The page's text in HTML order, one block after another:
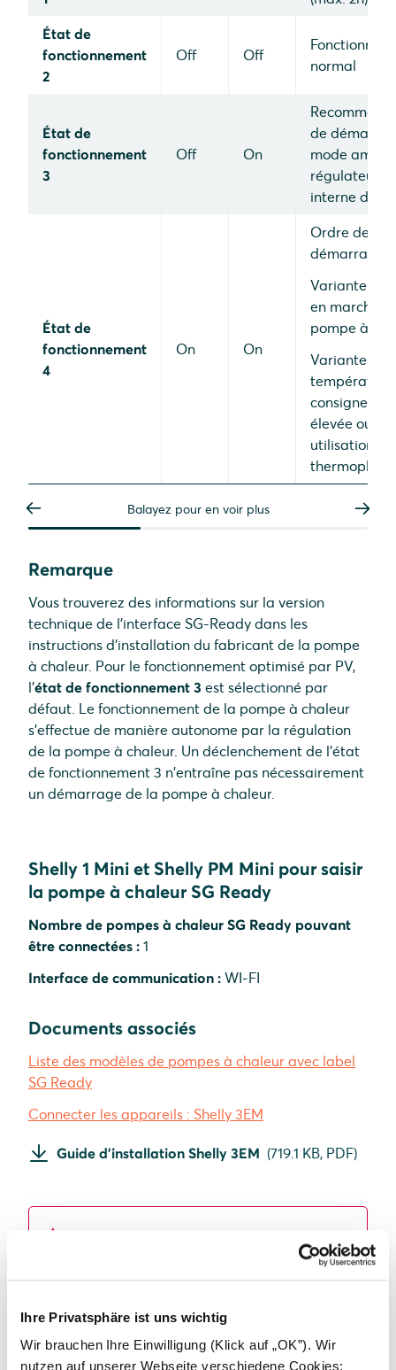
Ihre Privatsphäre ist uns wichtig
Wir brauchen Ihre Einwilligung (Klick auf „OK”). Wir
nutzen auf unserer Webseite verschiedene Cookies:
État de
fonctionnement
2
Off Off
normal
État de
fonctionnement
3
Off On
de
mode
régulateur
interne
État de
fonctionnement
4
On On
Ordre de
démarrage
Variante 1 :
en marche
pompe à
Variante 2 :
température
consigne
élevée ou
utilisation
Balayez pour en voir plus
Remarque
Vous trouverez des informations sur la version
technique de l'interface SG-Ready dans les
instructions d'installation du fabricant de la pompe
à chaleur. Pour le fonctionnement optimisé par PV,
l'état de fonctionnement 3 est sélectionné par
défaut. Le fonctionnement de la pompe à chaleur
s'effectue de manière autonome par la régulation
de la pompe à chaleur. Un déclenchement de l'état
de fonctionnement 3 n'entraîne pas nécessairement
un démarrage de la pompe à chaleur.
Shelly 1 Mini et Shelly PM Mini pour saisir
la pompe à chaleur SG Ready
Nombre de pompes à chaleur SG Ready pouvant
être connectées : 1
Interface de communication : WI-FI
Documents associés
Liste des modèles de pompes à chaleur avec label
SG Ready
Connecter les appareils : Shelly 3EM
Guide d'installation Shelly 3EM (719.1 KB, PDF)
Tension dangereuse pour la vie
L'installation de la Shelly 1 Mini Gen3, de la
Shelly PM Mini Gen3 et de la pompe à chaleur
doit être effectuée par un électricien qualifié.